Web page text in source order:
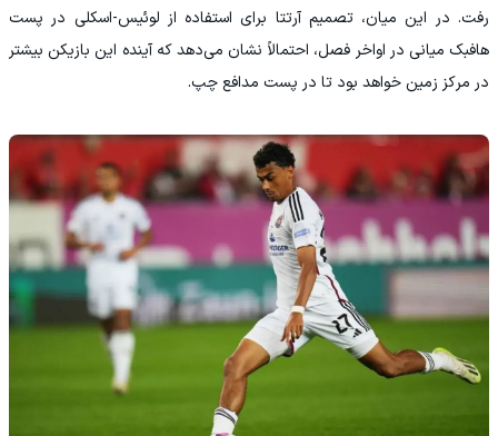
رفت. در این میان، تصمیم آرتتا برای استفاده از لوئیس-اسکلی در پست
هافبک میانی در اواخر فصل، احتمالاً نشان می‌دهد که آینده این بازیکن بیشتر
در مرکز زمین خواهد بود تا در پست مدافع چپ.